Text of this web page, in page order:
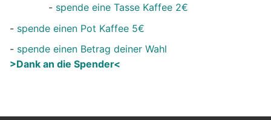
- spende eine Tasse Kaffee 2€
- spende einen Pot Kaffee 5€
- spende einen Betrag deiner Wahl
>Dank an die Spender<